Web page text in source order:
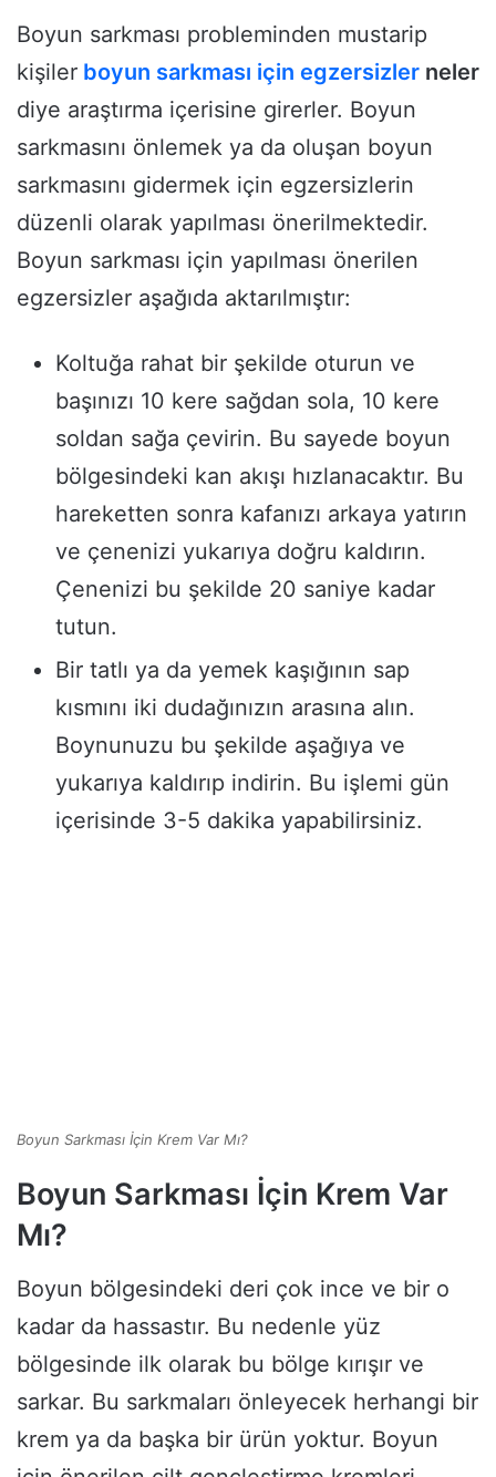
Boyun sarkması probleminden mustarip
kişiler boyun sarkması için egzersizler neler
diye araştırma içerisine girerler. Boyun
sarkmasını önlemek ya da oluşan boyun
sarkmasını gidermek için egzersizlerin
düzenli olarak yapılması önerilmektedir.
Boyun sarkması için yapılması önerilen
egzersizler aşağıda aktarılmıştır:
Koltuğa rahat bir şekilde oturun ve
başınızı 10 kere sağdan sola, 10 kere
soldan sağa çevirin. Bu sayede boyun
bölgesindeki kan akışı hızlanacaktır. Bu
hareketten sonra kafanızı arkaya yatırın
ve çenenizi yukarıya doğru kaldırın.
Çenenizi bu şekilde 20 saniye kadar
tutun.
Bir tatlı ya da yemek kaşığının sap
kısmını iki dudağınızın arasına alın.
Boynunuzu bu şekilde aşağıya ve
yukarıya kaldırıp indirin. Bu işlemi gün
içerisinde 3-5 dakika yapabilirsiniz.
Boyun Sarkması İçin Krem Var Mı?
Boyun Sarkması İçin Krem Var
Mı?
Boyun bölgesindeki deri çok ince ve bir o
kadar da hassastır. Bu nedenle yüz
bölgesinde ilk olarak bu bölge kırışır ve
sarkar. Bu sarkmaları önleyecek herhangi bir
krem ya da başka bir ürün yoktur. Boyun